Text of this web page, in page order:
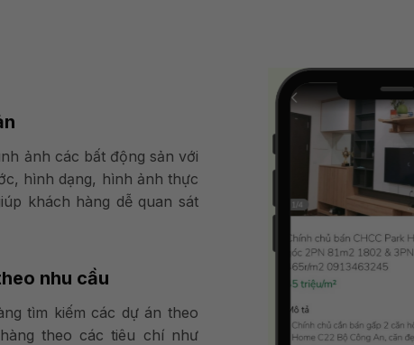
ảnh các bất động sản với
hình dạng, hình ảnh thực
khách hàng dễ quan sát
nhu cầu
tìm kiếm các dự án theo
theo các tiêu chí như